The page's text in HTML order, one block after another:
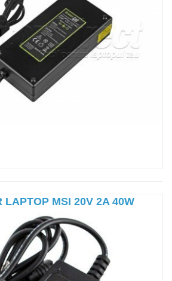
LAPTOP MSI 20V 2A 40W